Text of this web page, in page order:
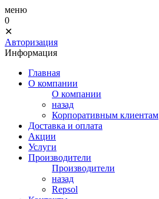
меню
0
✕
Авторизация
Информация
Главная
О компании
О компании
назад
Корпоративным клиентам
Доставка и оплата
Акции
Услуги
Производители
Производители
назад
Repsol